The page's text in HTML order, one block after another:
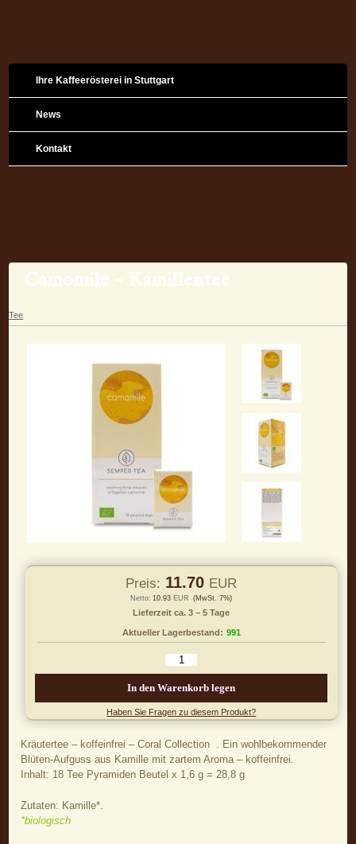
Ihre Kaffeerösterei in Stuttgart
News
Kontakt
Camomile – Kamillentee
Tee
Preis: 11.70 EUR
Netto: 10.93 EUR (MwSt. 7%)
Lieferzeit ca. 3 – 5 Tage
Aktueller Lagerbestand: 991
Haben Sie Fragen zu diesem Produkt?
Kräutertee – koffeinfrei – Coral Collection . Ein wohlbekommender
Blüten-Aufguss aus Kamille mit zartem Aroma – koffeinfrei.
Inhalt: 18 Tee Pyramiden Beutel x 1,6 g = 28,8 g
Zutaten: Kamille*.
*biologisch